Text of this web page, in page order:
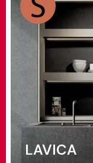
LAVICA